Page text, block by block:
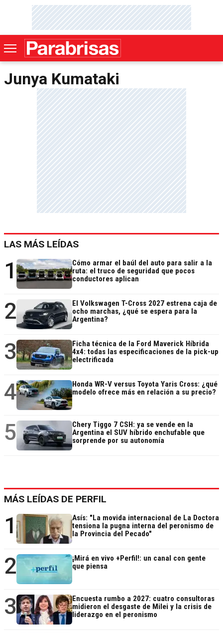
Junya Kumataki
LAS MÁS LEÍDAS
1
Cómo armar el baúl del auto para salir a la
ruta: el truco de seguridad que pocos
conductores aplican
2
El Volkswagen T-Cross 2027 estrena caja de
ocho marchas, ¿qué se espera para la
Argentina?
3
Ficha técnica de la Ford Maverick Híbrida
4x4: todas las especificaciones de la pick-up
electrificada
4
Honda WR-V versus Toyota Yaris Cross: ¿qué
modelo ofrece más en relación a su precio?
5
Chery Tiggo 7 CSH: ya se vende en la
Argentina el SUV híbrido enchufable que
sorprende por su autonomía
MÁS LEÍDAS DE PERFIL
1
Asís: "La movida internacional de La Doctora
tensiona la pugna interna del peronismo de
la Provincia del Pecado"
2
¡Mirá en vivo +Perfil!: un canal con gente
que piensa
3
Encuesta rumbo a 2027: cuatro consultoras
midieron el desgaste de Milei y la crisis de
liderazgo en el peronismo